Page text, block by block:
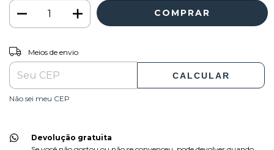
Entregas para o CEP:
Meios de envio
CALCULAR
Não sei meu CEP
Devolução gratuita